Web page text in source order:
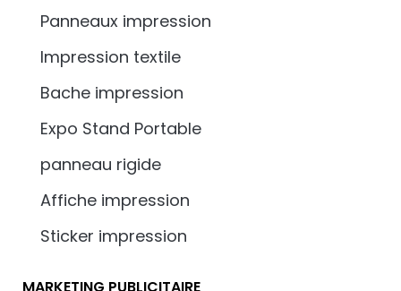
Panneaux impression
Impression textile
Bache impression
Expo Stand Portable
panneau rigide
Affiche impression
Sticker impression